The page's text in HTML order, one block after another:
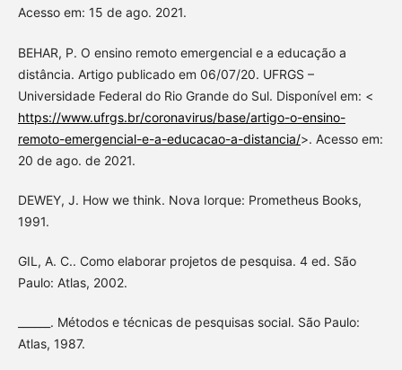
Acesso em: 15 de ago. 2021.
BEHAR, P. O ensino remoto emergencial e a educação a
distância. Artigo publicado em 06/07/20. UFRGS –
Universidade Federal do Rio Grande do Sul. Disponível em: <
https://www.ufrgs.br/coronavirus/base/artigo-o-ensino-
remoto-emergencial-e-a-educacao-a-distancia/>. Acesso em:
20 de ago. de 2021.
DEWEY, J. How we think. Nova Iorque: Prometheus Books,
1991.
GIL, A. C.. Como elaborar projetos de pesquisa. 4 ed. São
Paulo: Atlas, 2002.
______. Métodos e técnicas de pesquisas social. São Paulo:
Atlas, 1987.